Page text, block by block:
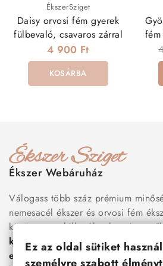
ÉkszerSziget
Daisy orvosi fém gyerek
fülbevaló, csavaros zárral
4 900 Ft
KOSÁRBA
Ékszer Webáruház
Válogass több száz prémium
nemesacél ékszer és orvosi fém
között megtalálhatók a
karkötők
, női nyakláncok ,
esküvői kiegészítőkegyaránt.
Ez az oldal sütiket
személyre szabott